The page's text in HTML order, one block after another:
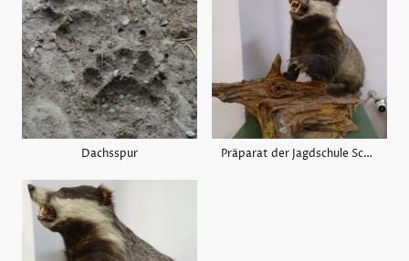
Dachsspur Präparat der Jagdschule Schongau